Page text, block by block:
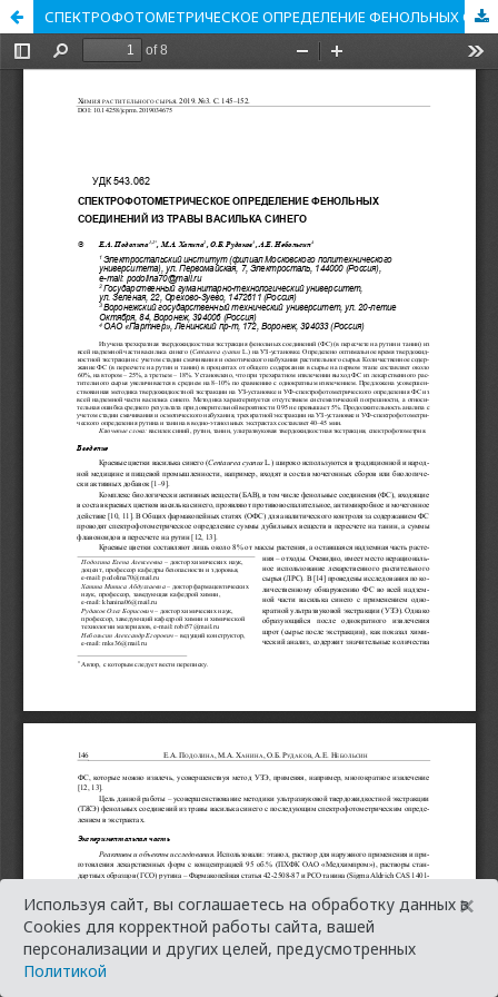
СПЕКТРОФОТОМЕТРИЧЕСКОЕ ОПРЕДЕЛЕНИЕ ФЕНОЛЬНЫХ СОЕДИНЕНИЙ ИЗ ТРАВЫ ВАСИЛЬКА СИНЕГО
Используя сайт, вы соглашаетесь на обработку данных в
Cookies для корректной работы сайта, вашей
персонализации и других целей, предусмотренных
Политикой
×